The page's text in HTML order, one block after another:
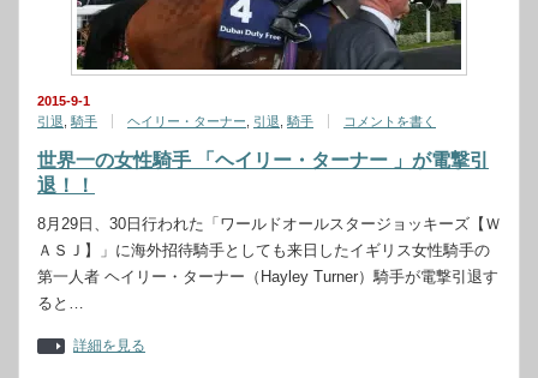
2015-9-1
引退 騎手 ヘイリー・ターナー 引退 騎手 コメントを書く
世界一の女性騎手 「ヘイリー・ターナー 」が電撃引
退！！
8月29日、30日行われた「ワールドオールスタージョッキーズ【Ｗ
ＡＳＪ】」に海外招待騎手としても来日したイギリス女性騎手の
第一人者 ヘイリー・ターナー（Hayley Turner）騎手が電撃引退す
ると…
詳細を見る